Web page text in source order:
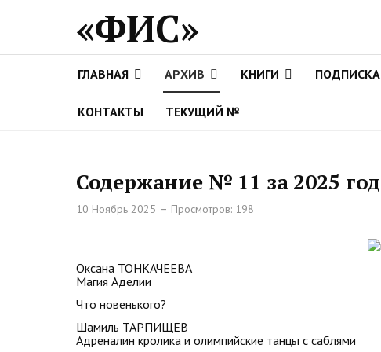
«ФИС»
ГЛАВНАЯ АРХИВ КНИГИ ПОДПИСКА
КОНТАКТЫ ТЕКУЩИЙ №
Содержание № 11 за 2025 год
10 Ноябрь 2025 Просмотров: 198
Оксана ТОНКАЧЕЕВА
Магия Аделии
Что новенького?
Шамиль ТАРПИЩЕВ
Адреналин кролика и олимпийские танцы с саблями